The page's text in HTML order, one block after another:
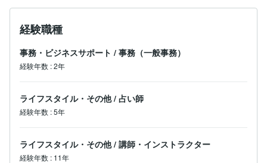
経験職種
事務・ビジネスサポート / 事務（一般事務）
経験年数 :2年
ライフスタイル・その他 / 占い師
経験年数 :5年
ライフスタイル・その他 / 講師・インストラクター
経験年数 : 11年